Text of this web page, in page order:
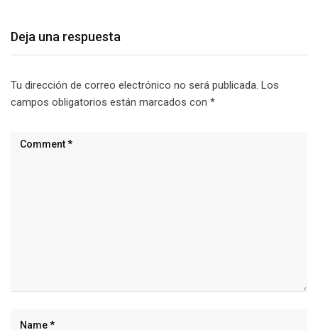
Deja una respuesta
Tu dirección de correo electrónico no será publicada. Los
campos obligatorios están marcados con *